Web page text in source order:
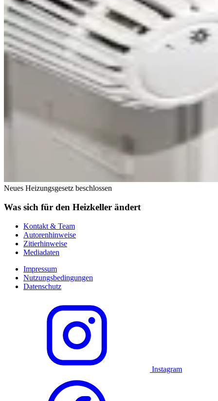
Neues Heizungsgesetz beschlossen
Was sich für den Heizkeller ändert
Kontakt & Team
Autorenhinweise
Zitierhinweise
Mediadaten
Impressum
Nutzungsbedingungen
Datenschutz
Instagram